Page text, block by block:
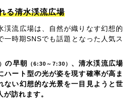
る清水渓流広場
渓流広場は、自然が織りなす幻想的
一時期SNSでも話題となった人気ス
の早朝 （6:30～7:30） 、清水渓流広場
ハート型の光が姿を現す確率が高ま
ない幻想的な光景を一目見ようと世
訪れます。